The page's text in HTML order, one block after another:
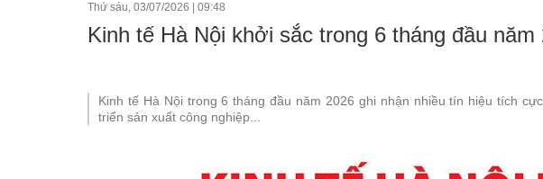
Thứ sáu, 03/07/2026 09:48
Kinh tế Hà Nội khởi sắc trong 6 tháng đầu năm
Kinh tế Hà Nội trong 6 tháng đầu năm 2026 ghi nhận nhiều tín hiệu tích
triển sản xuất công nghiệp...